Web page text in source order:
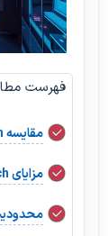
فهرست
مقایسه OpenAI Search و Google Search
مزایای OpenAI Search